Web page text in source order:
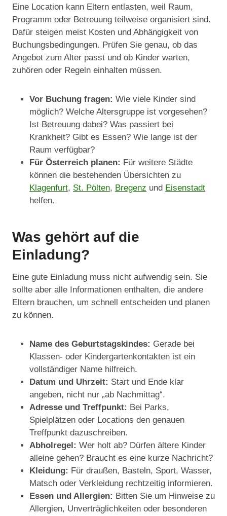
Eine Location kann Eltern entlasten, weil Raum,
Programm oder Betreuung teilweise organisiert sind.
Dafür steigen meist Kosten und Abhängigkeit von
Buchungsbedingungen. Prüfen Sie genau, ob das
Angebot zum Alter passt und ob Kinder warten,
zuhören oder Regeln einhalten müssen.
Vor Buchung fragen: Wie viele Kinder sind
möglich? Welche Altersgruppe ist vorgesehen?
Ist Betreuung dabei? Was passiert bei
Krankheit? Gibt es Essen? Wie lange ist der
Raum verfügbar?
Für Österreich planen: Für weitere Städte
können die bestehenden Übersichten zu
Klagenfurt, St. Pölten, Bregenz und Eisenstadt
helfen.
Was gehört auf die
Einladung?
Eine gute Einladung muss nicht aufwendig sein. Sie
sollte aber alle Informationen enthalten, die andere
Eltern brauchen, um schnell entscheiden und planen
zu können.
Name des Geburtstagskindes: Gerade bei
Klassen- oder Kindergartenkontakten ist ein
vollständiger Name hilfreich.
Datum und Uhrzeit: Start und Ende klar
angeben, nicht nur „ab Nachmittag“.
Adresse und Treffpunkt: Bei Parks,
Spielplätzen oder Locations den genauen
Treffpunkt dazuschreiben.
Abholregel: Wer holt ab? Dürfen ältere Kinder
alleine gehen? Braucht es eine kurze Nachricht?
Kleidung: Für draußen, Basteln, Sport, Wasser,
Matsch oder Verkleidung rechtzeitig informieren.
Essen und Allergien: Bitten Sie um Hinweise zu
Allergien, Unverträglichkeiten oder besonderen